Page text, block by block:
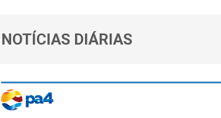
NOTÍCIAS DIÁRIAS